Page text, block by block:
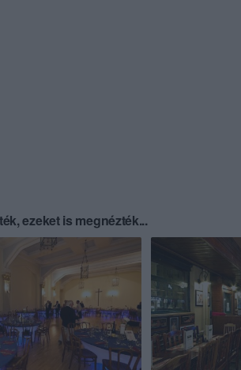
ezeket is megnézték...